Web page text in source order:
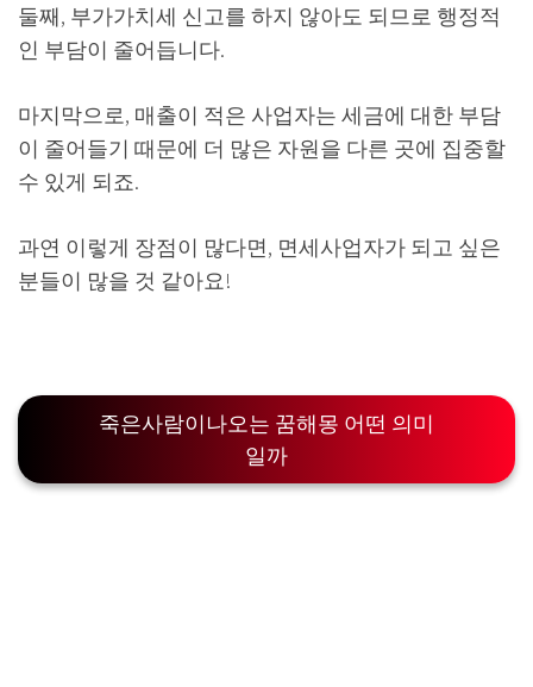
둘째, 부가가치세 신고를 하지 않아도 되므로 행정적
인 부담이 줄어듭니다.
마지막으로, 매출이 적은 사업자는 세금에 대한 부담
이 줄어들기 때문에 더 많은 자원을 다른 곳에 집중할
수 있게 되죠.
과연 이렇게 장점이 많다면, 면세사업자가 되고 싶은
분들이 많을 것 같아요!
죽은사람이나오는 꿈해몽 어떤 의미
일까